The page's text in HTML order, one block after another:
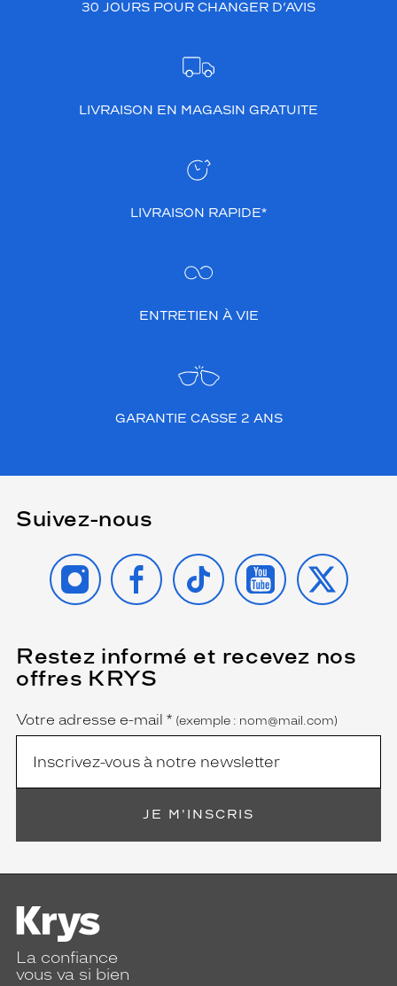
30 JOURS POUR CHANGER D’AVIS
LIVRAISON EN MAGASIN GRATUITE
LIVRAISON RAPIDE*
ENTRETIEN À VIE
GARANTIE CASSE 2 ANS
Suivez-nous
INSTAGRAMFACEBOOK
TIKTOK YOUTUBE
X
Restez informé et recevez nos
offres KRYS
Name
Votre adresse e-mail *
(Ce
champ
est
(exemple : nom@mail.com)
JE M'INSCRIS
La confiance
vous va si bien